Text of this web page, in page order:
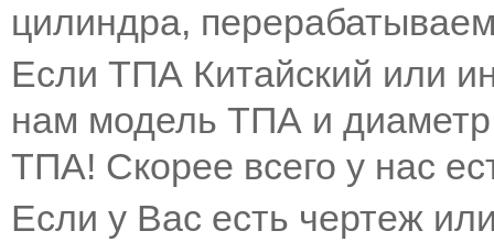
цилиндра,
Если ТПА Китайский или
нам модель ТПА и
ТПА! Скорее всего у нас
Если у Вас есть чертеж